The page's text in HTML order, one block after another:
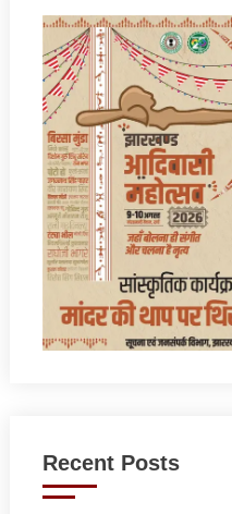
Recent Posts